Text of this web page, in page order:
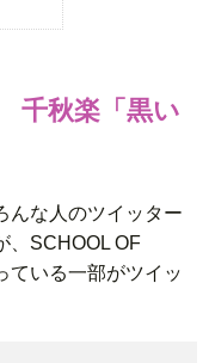
千秋楽「黒い
んな人のツイッター
、SCHOOL OF
ている一部がツイッ